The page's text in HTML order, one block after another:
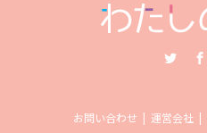
お問い合わせ 運営会社